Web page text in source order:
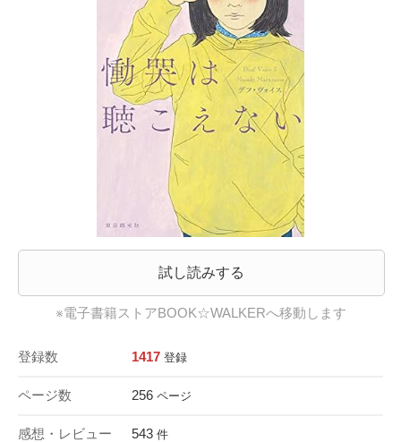
試し読みする
※電子書籍ストアBOOK☆WALKERへ移動します
登録数 1417 登録
ページ数 256 ページ
感想・レビュー 543 件